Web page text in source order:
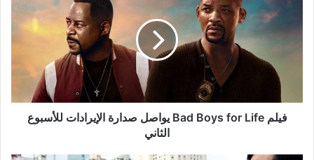
for
Life
الإيرادات
للأسبوع
الثاني
فيلم Bad Boys for Life يواصل صدارة الإيرادات للأسبوع
الثاني